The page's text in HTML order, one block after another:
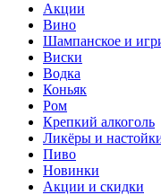
Акции
Вино
Шампанское и
Виски
Водка
Коньяк
Ром
Крепкий алкоголь
Ликёры и
Пиво
Новинки
Акции и скидки